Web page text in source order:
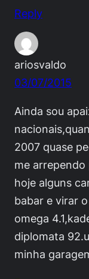
Reply
ariosvaldo
03/07/2015
Ainda sou
2007 quase
me
hoje alguns
babar e virar
omega
diplomata
minha